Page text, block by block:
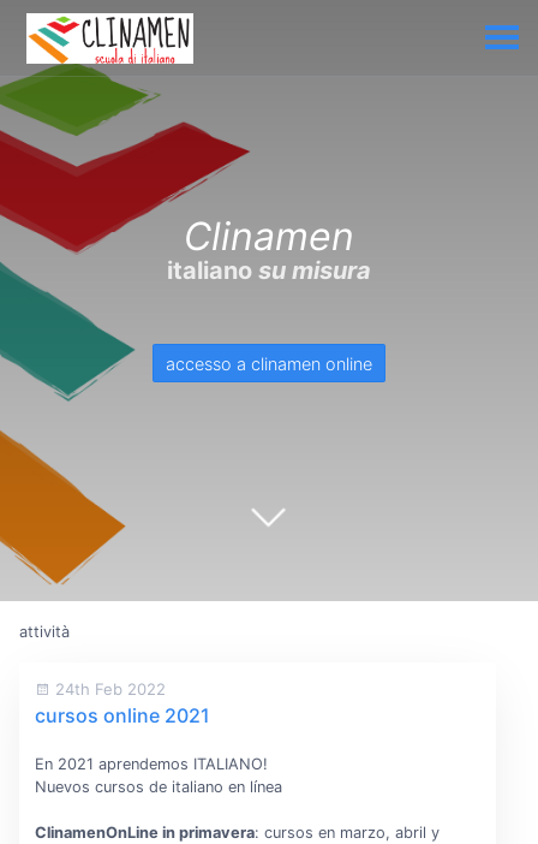
Clinamen
italiano su misura
accesso a clinamen online
attività
24th Feb 2022
cursos online 2021
En 2021 aprendemos ITALIANO!
Nuevos cursos de italiano en línea
ClinamenOnLine in primavera: cursos en marzo, abril y